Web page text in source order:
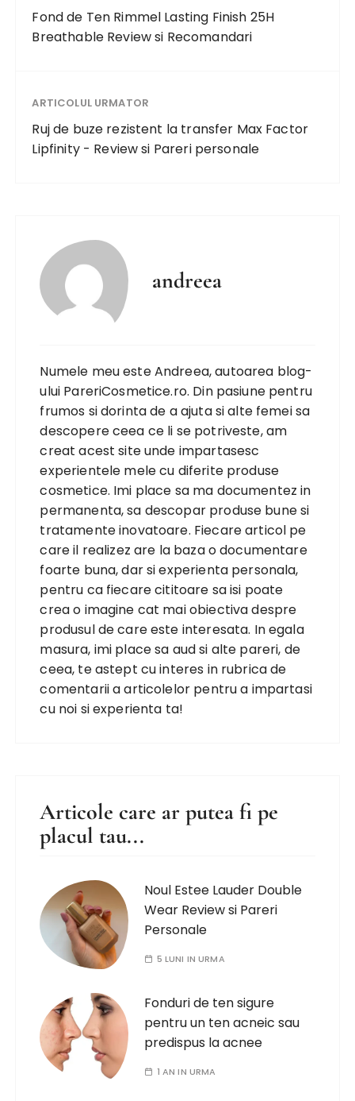
Fond de Ten Rimmel Lasting Finish 25H
Breathable Review si Recomandari
ARTICOLUL URMATOR
Ruj de buze rezistent la transfer Max Factor
Lipfinity - Review si Pareri personale
andreea
Numele meu este Andreea, autoarea blog-
ului PareriCosmetice.ro. Din pasiune pentru
frumos si dorinta de a ajuta si alte femei sa
descopere ceea ce li se potriveste, am
creat acest site unde impartasesc
experientele mele cu diferite produse
cosmetice. Imi place sa ma documentez in
permanenta, sa descopar produse bune si
tratamente inovatoare. Fiecare articol pe
care il realizez are la baza o documentare
foarte buna, dar si experienta personala,
pentru ca fiecare cititoare sa isi poate
crea o imagine cat mai obiectiva despre
produsul de care este interesata. In egala
masura, imi place sa aud si alte pareri, de
ceea, te astept cu interes in rubrica de
comentarii a articolelor pentru a impartasi
cu noi si experienta ta!
Articole care ar putea fi pe
placul tau...
Noul Estee Lauder Double
Wear Review si Pareri
Personale
5 LUNI IN URMA
Fonduri de ten sigure
pentru un ten acneic sau
predispus la acnee
1 AN IN URMA